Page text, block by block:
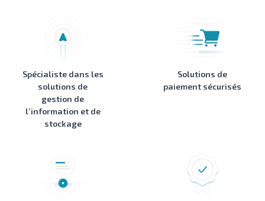
Spécialiste dans les
solutions de
gestion de
l’information et de
stockage
Solutions de
paiement sécurisés